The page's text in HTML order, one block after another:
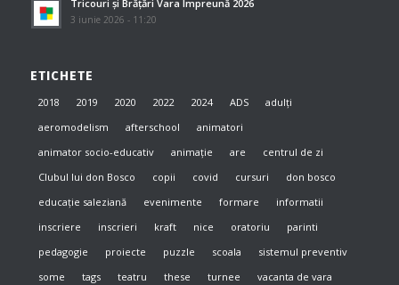
Tricouri și Brățări Vara Împreună 2026
3 iunie 2026 - 11:20
ETICHETE
2018 2019 2020 2022 2024 ADS
adulți
aeromodelism
afterschool
animatori
animator socio-educativ
animație are
centrul de zi
Clubul lui don Bosco
copii covid cursuri
don bosco
educație saleziană
evenimente formare
informatii
inscriere
inscrieri kraft nice oratoriu
parinti
pedagogie
proiecte puzzle scoala
sistemul preventiv
some
tags teatru these turnee vacanta de vara